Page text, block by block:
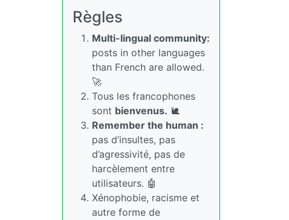
Règles
Multi-lingual community:
posts in other languages
than French are allowed.
🚀
Tous les francophones
sont bienvenus. 🐌
Remember the human :
pas d’insultes, pas
d’agressivité, pas de
harcèlement entre
utilisateurs. 🤖
Xénophobie, racisme et
autre forme de